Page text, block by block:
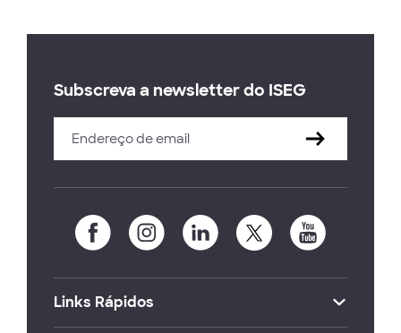
Subscreva a newsletter do ISEG
Links Rápidos